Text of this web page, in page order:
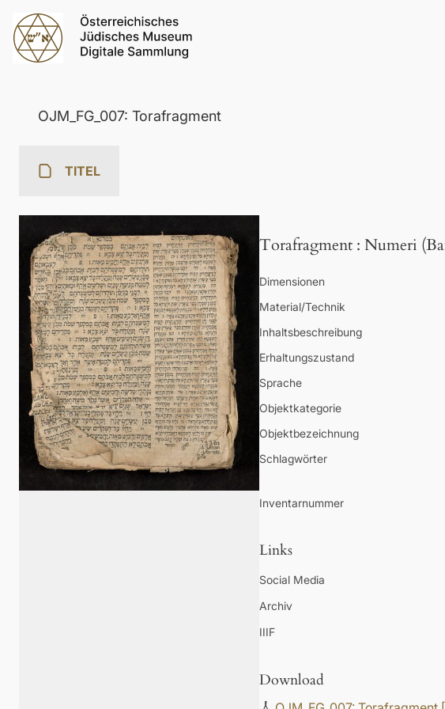
OJM_FG_007: Torafragment
TITEL
Torafragment : Numeri
Dimensionen
Material/Technik
Inhaltsbeschreibung
Erhaltungszustand
Sprache
Objektkategorie
Objektbezeichnung
Schlagwörter
Inventarnummer
Links
Social Media
Archiv
IIIF
Download